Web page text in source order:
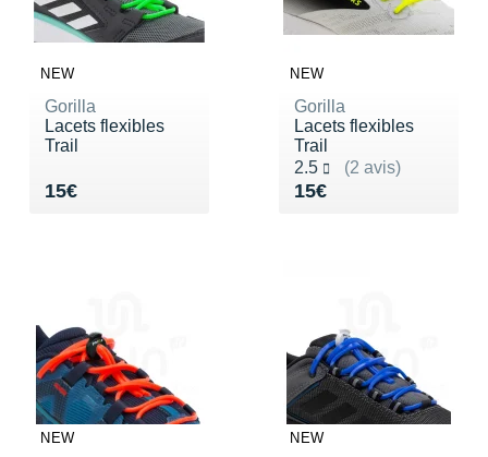
NEW
Gorilla
Lacets flexibles
Trail
15€
Vendu 15€
NEW
Gorilla
Lacets flexibles
Trail
2.5
(2 avis)
Noté 2.5 sur 5
15€
Vendu 15€
NEW NEW